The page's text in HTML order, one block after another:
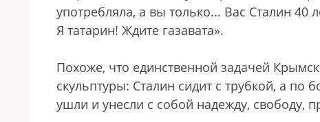
употребляла, а вы только... Вас Сталин
Я татарин! Ждите газавата».
Похоже, что единственной задачей
скульптуры: Сталин сидит с трубкой, а
ушли и унесли с собой надежду, свободу,